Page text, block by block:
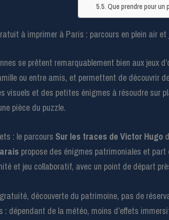
Que prendre pour un
à imprimer à Paris : parcours en plein air et
se prêtent remarquablement bien aux jeux
ou entre amis, et permettent de découvrir
visuels et des petites énigmes à résoudre sur
pièce du puzzle.
: le parcours Sur les traces de Victor Hugo
propose des énigmes patrimoniales et part
et jeu collaboratif, avec un point de départ
découverte du patrimoine, pas de
: dépendant de la météo, moins d’effets